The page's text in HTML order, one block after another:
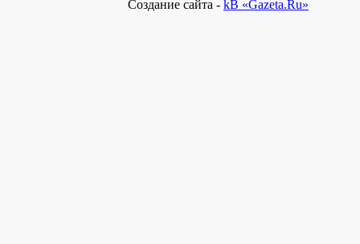
Создание сайта - kB «Gazeta.Ru»